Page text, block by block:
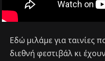
Εδώ μιλάμε για ταινίες
διεθνή φεστιβάλ κι